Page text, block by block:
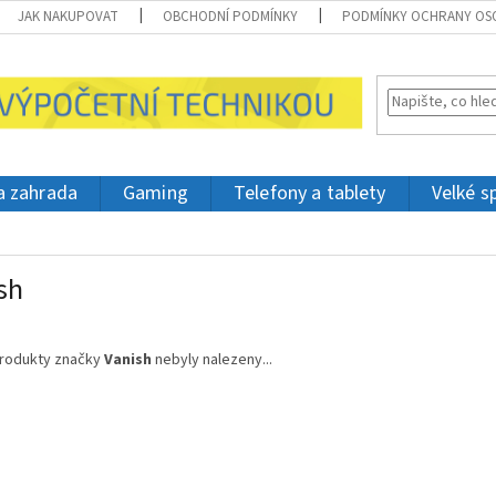
JAK NAKUPOVAT OBCHODNÍ PODMÍNKY PODMÍNKY OCHRANY
zahrada Gaming Telefony a tablety Velké
značkyVanish nebyly nalezeny...